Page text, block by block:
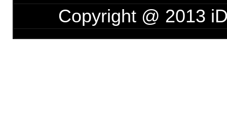
Copyright @ 2013